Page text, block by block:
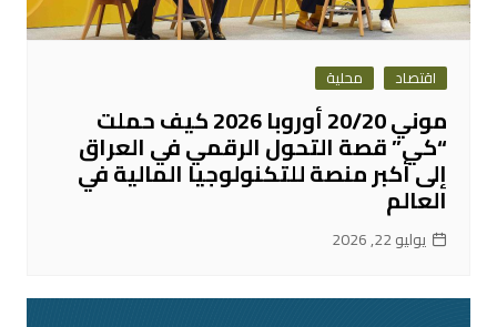
اقتصاد محلية
موني 20/20 أوروبا 2026 كيف حملت
“كي” قصة التحول الرقمي في العراق
إلى أكبر منصة للتكنولوجيا المالية في
العالم
يوليو 22, 2026